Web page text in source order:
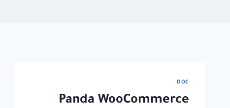
DOC
Panda WooCommerce